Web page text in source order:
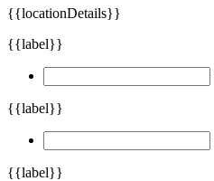
{{locationDetails}}
{{label}}
{{label}}
{{label}}